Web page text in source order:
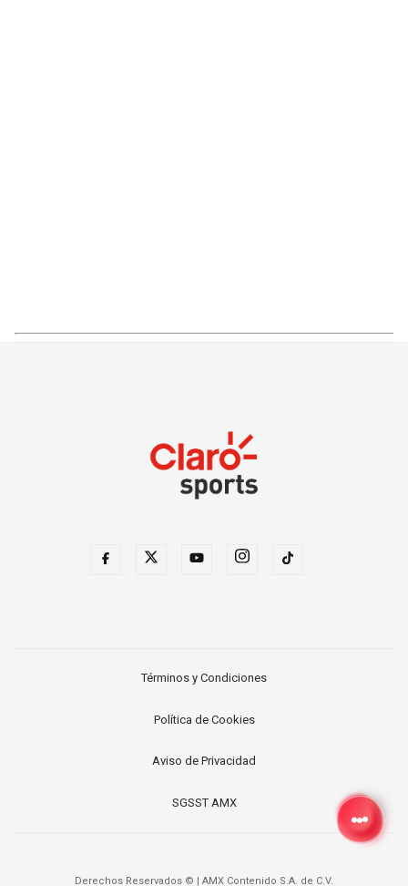
Términos y Condiciones
Política de Cookies
Aviso de Privacidad
SGSST AMX
Derechos Reservados © AMX Contenido S.A. de C.V.